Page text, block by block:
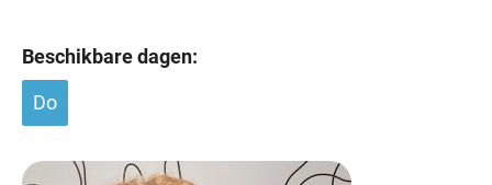
Beschikbare dagen:
Do